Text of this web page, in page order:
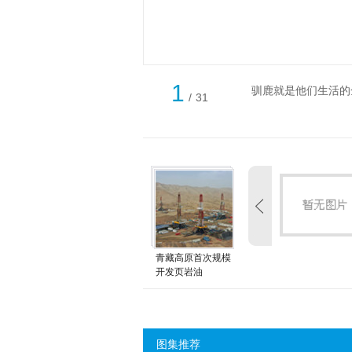
1 / 31
驯鹿就是他们生活
青藏高原首次规模
开发页岩油
图集推荐